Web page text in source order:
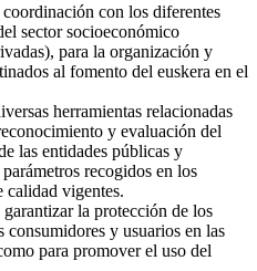
con los diferentes
sector socioeconómico
para la organización y
al fomento del euskera en el
herramientas relacionadas
y evaluación del
las entidades públicas y
recogidos en los
calidad vigentes.
la protección de los
consumidores y usuarios en las
para promover el uso del